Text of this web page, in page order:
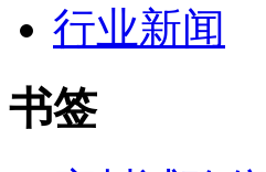
行业新闻
书签